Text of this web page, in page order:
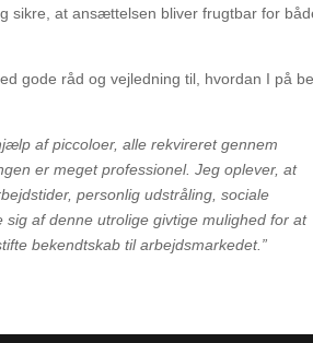
sikre, at ansættelsen bliver frugtbar for
gode råd og vejledning til, hvordan I på
af piccoloer, alle rekvireret gennem
er meget professionel.Jeg oplever, at
personlig udstråling, sociale
af denne utrolige givtige mulighed for at
bekendtskab til arbejdsmarkedet.”